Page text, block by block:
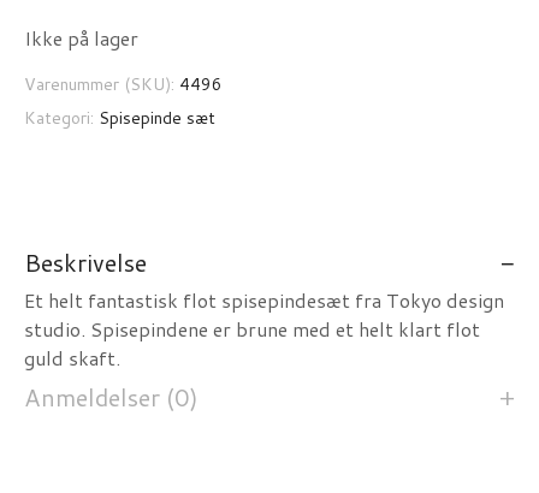
Ikke på lager
Varenummer (SKU): 4496
Kategori: Spisepinde sæt
Beskrivelse
Et helt fantastisk flot spisepindesæt fra Tokyo design
studio. Spisepindene er brune med et helt klart flot
guld skaft.
Anmeldelser (0)